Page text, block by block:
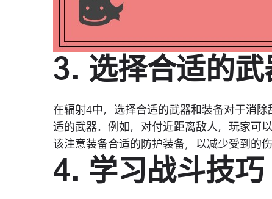
3. 选择合适的武
在辐射4中，选择合适的武器和装备对于消
适的武器。例如，对付近距离敌人，玩家可
该注意装备合适的防护装备，以减少受到的伤
4. 学习战斗技巧